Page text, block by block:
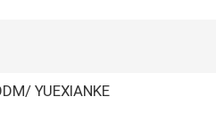
YUEXIANKE